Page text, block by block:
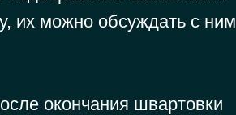
их можно обсуждать с ним
окончания швартовки